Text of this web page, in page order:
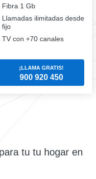
Fibra 1 Gb
Llamadas ilimitadas desde
fijo
TV con +70 canales
¡LLAMA GRATIS!
900 920 450
tu tu hogar en